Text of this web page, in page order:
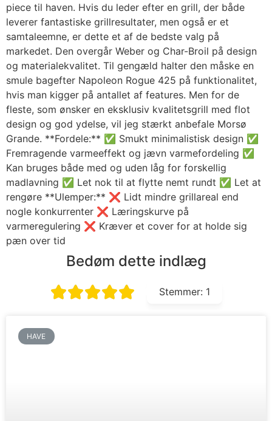
piece til haven. Hvis du leder efter en grill, der både
leverer fantastiske grillresultater, men også er et
samtaleemne, er dette et af de bedste valg på
markedet. Den overgår Weber og Char-Broil på design
og materialekvalitet. Til gengæld halter den måske en
smule bagefter Napoleon Rogue 425 på funktionalitet,
hvis man kigger på antallet af features. Men for de
fleste, som ønsker en eksklusiv kvalitetsgrill med flot
design og god ydelse, vil jeg stærkt anbefale Morsø
Grande. **Fordele:** ✅ Smukt minimalistisk design ✅
Fremragende varmeeffekt og jævn varmefordeling ✅
Kan bruges både med og uden låg for forskellig
madlavning ✅ Let nok til at flytte nemt rundt ✅ Let at
rengøre **Ulemper:** ❌ Lidt mindre grillareal end
nogle konkurrenter ❌ Læringskurve på
varmeregulering ❌ Kræver et cover for at holde sig
pæn over tid
Bedøm dette indlæg
Stemmer: 1
HAVE